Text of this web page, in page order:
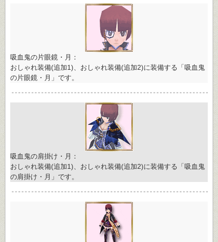
吸血鬼の片眼鏡・月：
おしゃれ装備(追加1)、おしゃれ装備(追加2)に装備する「吸血鬼
の片眼鏡・月」です。
吸血鬼の肩掛け・月：
おしゃれ装備(追加1)、おしゃれ装備(追加2)に装備する「吸血鬼
の肩掛け・月」です。